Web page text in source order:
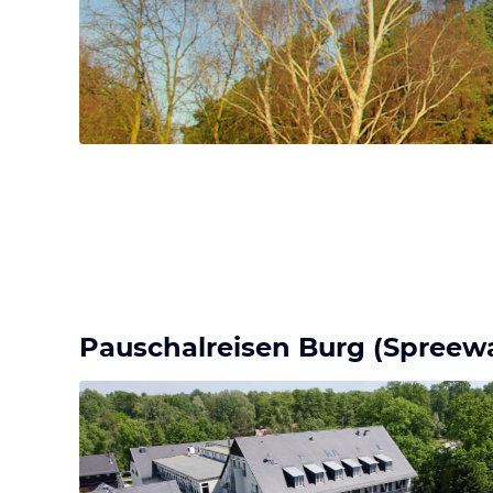
Pauschalreisen Burg